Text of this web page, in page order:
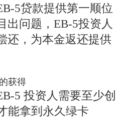
5贷款提供第一顺位
出问题，EB-5投资人
还，为本金返还提供
获得
5 投资人需要至少创
能拿到永久绿卡